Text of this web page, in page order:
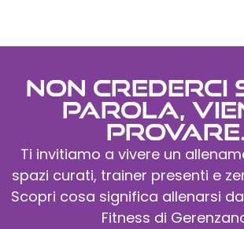
Non
parola,
provare.
Ti invitiamo a vivere un
spazi curati, trainer presenti e
Scopri cosa significa allenarsi
Fitness di